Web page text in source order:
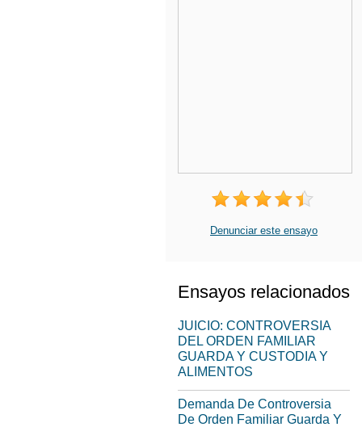
Denunciar este ensayo
Ensayos relacionados
JUICIO: CONTROVERSIA
DEL ORDEN FAMILIAR
GUARDA Y CUSTODIA Y
ALIMENTOS
Demanda De Controversia
De Orden Familiar Guarda Y